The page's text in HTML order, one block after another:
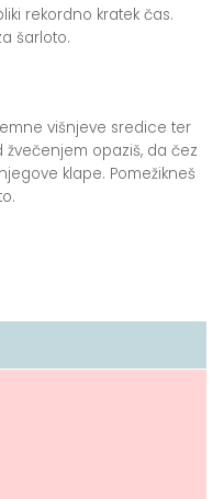
rekordno kratek čas.
šarloto.
višnjeve sredice ter
opaziš, da čez
klape. Pomežikneš